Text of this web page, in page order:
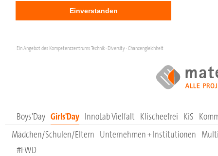
Einverstanden
Ein Angebot des Kompetenzzentrums Technik · Diversity · Chancengleichheit
Boys'Day Girls'Day
Mädchen/Schulen/Eltern Unternehmen + Institutionen
InnoLab Vielfalt Klischeefrei KiS
#FWD